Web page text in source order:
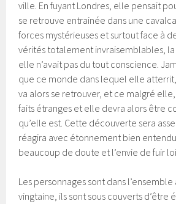
ville. En fuyant Londres, elle pensait
se retrouve entrainée dans une
forces mystérieuses et surtout face à
vérités totalement invraisemblables,
elle n’avait pas du tout conscience.
que ce monde dans lequel elle
va alors se retrouver, et ce malgré
faits étranges et elle devra alors être
qu’elle est. Cette découverte sera
réagira avec étonnement bien
beaucoup de doute et l’envie de fuir
Les personnages sont dans l’ensemble
vingtaine, ils sont sous couverts d’être